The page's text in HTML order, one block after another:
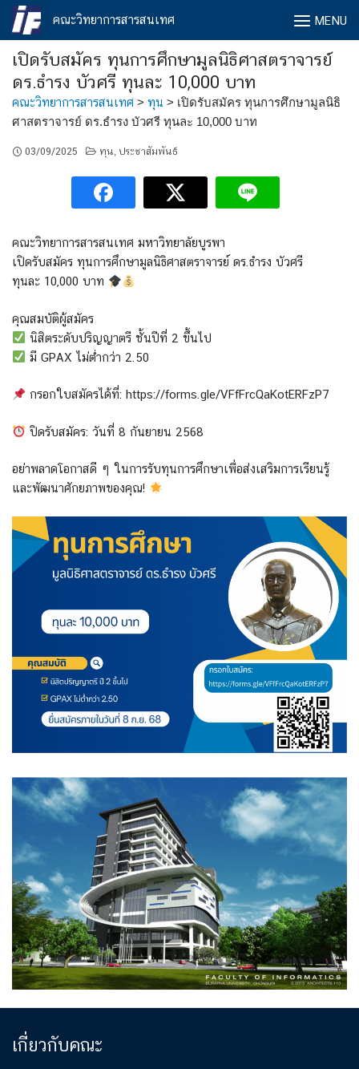
Skip
คณะวิทยาการสารสนเทศ MENU
เปิดรับสมัคร ทุนการศึกษามูลนิธิศาสตราจารย์
ดร.ธำรง บัวศรี ทุนละ 10,000 บาท
คณะวิทยาการสารสนเทศ > ทุน > เปิดรับสมัคร ทุนการศึกษามูลนิธิ
ศาสตราจารย์ ดร.ธำรง บัวศรี ทุนละ 10,000 บาท
03/09/2025 ทุน, ประชาสัมพันธ์
คณะวิทยาการสารสนเทศ มหาวิทยาลัยบูรพา
เปิดรับสมัคร ทุนการศึกษามูลนิธิศาสตราจารย์ ดร.ธำรง บัวศรี
ทุนละ 10,000 บาท
คุณสมบัติผู้สมัคร
นิสิตระดับปริญญาตรี ชั้นปีที่ 2 ขึ้นไป
มี GPAX ไม่ต่ำกว่า 2.50
กรอกใบสมัครได้ที่: https://forms.gle/VFfFrcQaKotERFzP7
ปิดรับสมัคร: วันที่ 8 กันยายน 2568
อย่าพลาดโอกาสดี ๆ ในการรับทุนการศึกษาเพื่อส่งเสริมการเรียนรู้
และพัฒนาศักยภาพของคุณ!
เกี่ยวกับคณะ